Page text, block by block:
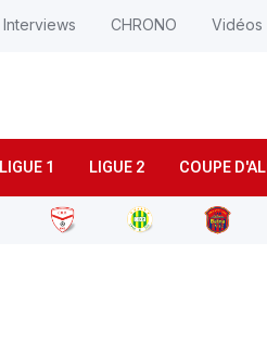
LIGUE 1 LIGUE 2 COUPE
Interviews CHRONO Vidéos